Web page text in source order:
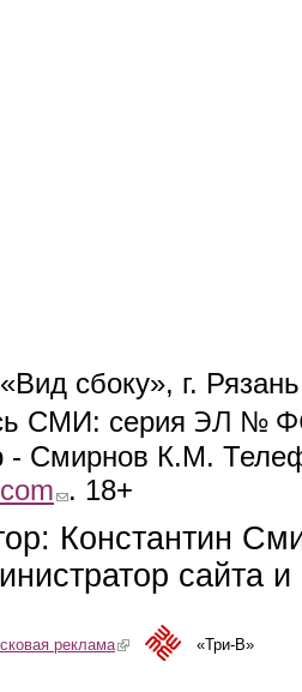
сбоку», г.
СМИ: серия ЭЛ №
- Смирнов К.М.
(link sends e-mail)
. 18+
Константин
сайта
реклама(link is external)«Три-В»